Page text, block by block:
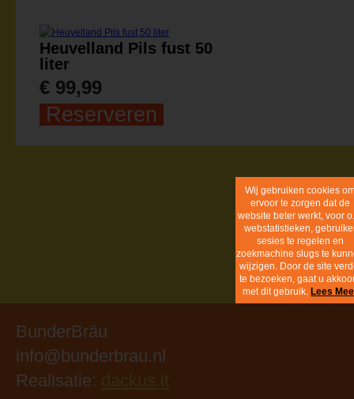
Heuvelland Pils fust 50
liter
€ 99,99
Reserveren
Cookie
Bunder Brau is een reserveringssite.